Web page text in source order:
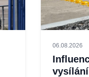
06.08.2026